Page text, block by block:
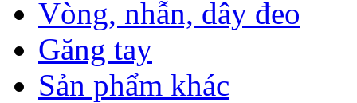
Vòng, nhẫn, dây đeo
Găng tay
Sản phẩm khác